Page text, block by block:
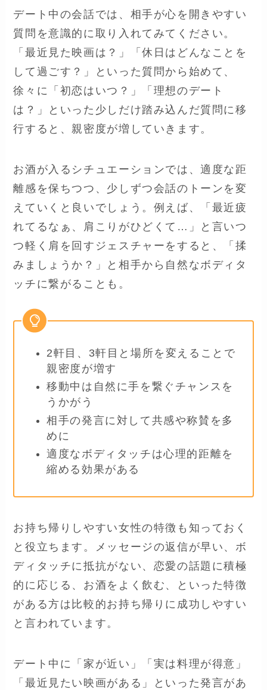
デート中の会話では、相手が心を開きやすい
質問を意識的に取り入れてみてください。
「最近見た映画は？」「休日はどんなことを
して過ごす？」といった質問から始めて、
徐々に「初恋はいつ？」「理想のデート
は？」といった少しだけ踏み込んだ質問に移
行すると、親密度が増していきます。
お酒が入るシチュエーションでは、適度な距
離感を保ちつつ、少しずつ会話のトーンを変
えていくと良いでしょう。例えば、「最近疲
れてるなぁ、肩こりがひどくて…」と言いつ
つ軽く肩を回すジェスチャーをすると、「揉
みましょうか？」と相手から自然なボディタ
ッチに繋がることも。
2軒目、3軒目と場所を変えることで
親密度が増す
移動中は自然に手を繋ぐチャンスを
うかがう
相手の発言に対して共感や称賛を多
めに
適度なボディタッチは心理的距離を
縮める効果がある
お持ち帰りしやすい女性の特徴も知っておく
と役立ちます。メッセージの返信が早い、ボ
ディタッチに抵抗がない、恋愛の話題に積極
的に応じる、お酒をよく飲む、といった特徴
がある方は比較的お持ち帰りに成功しやすい
と言われています。
デート中に「家が近い」「実は料理が得意」
「最近見たい映画がある」といった発言があ